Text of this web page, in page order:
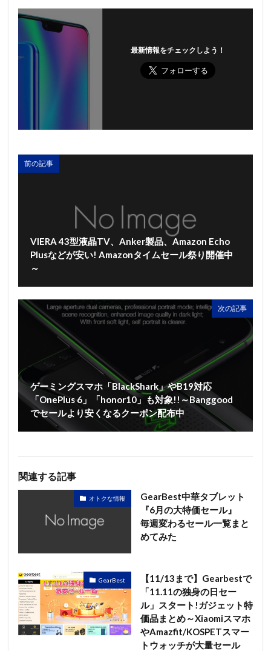
最新情報をチェックしよう！
前の記事
VIERA 43型液晶TV、Anker製品、Amazon Echo
Plusなどが安い! Amazonタイムセール祭り開催中
～
次の記事
ゲーミングスマホ「BlackShark」やB19対応
「OnePlus 6」「honor10」も対象!!～Banggood
でセールより安くなるクーポン配布中
関連する記事
オトクな情報
GearBest中華タブレット
『6月の大特価セール』
毎週変わるセール一覧まと
めてみた
GearBest
【11/13まで】Gearbestで
「11.11の独身の日セー
ル」スタート!ガジェット特
価品まとめ～Xiaomiスマホ
やAmazfit/KOSPETスマー
トウォッチが大量セール